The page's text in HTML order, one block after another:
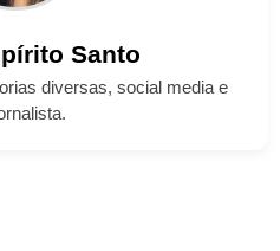
Santo
diversas, social media e